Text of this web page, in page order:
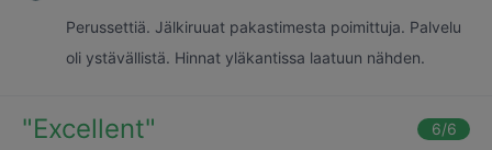
Perussettiä. Jälkiruuat pakastimesta poimittuja. Palvelu
oli ystävällistä. Hinnat yläkantissa laatuun nähden.
"Excellent" 6/6